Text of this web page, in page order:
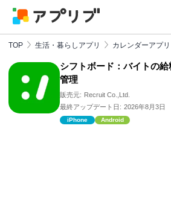
TOP 生活・暮らしアプリ カレンダーアプリ
シフトボード：バイトの給
管理
販売元: Recruit Co.,Ltd.
最終アップデート日: 2026年8月3日
iPhone Android